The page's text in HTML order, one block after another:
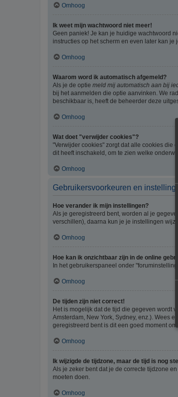
Omhoog
Ik weet mijn wachtwoord niet meer!
Geen paniek! Je kan je huidige wachtwoord
instructies op het scherm en even later kan je
Omhoog
Waarom word ik automatisch afgemeld?
Als je de optie meld mij automatisch aan bij
bij het aanmelden die optie aanvinken. We
beschikbaar is, heeft de beheerder deze
Omhoog
Wat doet "verwijder cookies"?
"Verwijder cookies" zorgt dat alle cookies die
dit heeft inschakeld, om te zien welke
Omhoog
Gebruikersvoorkeuren en
Hoe verander ik mijn instellingen?
Als je geregistreerd bent, worden al je
verschillen), daarna kun je je instellingen
Omhoog
Hoe kan ik onzichtbaar zijn in de online
In het gebruikerspaneel onder
Omhoog
De tijden zijn niet correct!
Het is mogelijk dat de tijd die gegeven wordt
Amsterdam, New York, Sydney, enz.). Wees
geregistreerd bent is dit een goed moment om
Omhoog
Ik wijzigde de tijdzone, maar de tijd is nog
Als je zeker bent dat je de correcte tijdzone
moeten doen.
Omhoog